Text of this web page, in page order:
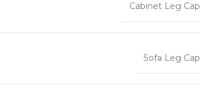
Cabinet Leg Cap
Sofa Leg Cap